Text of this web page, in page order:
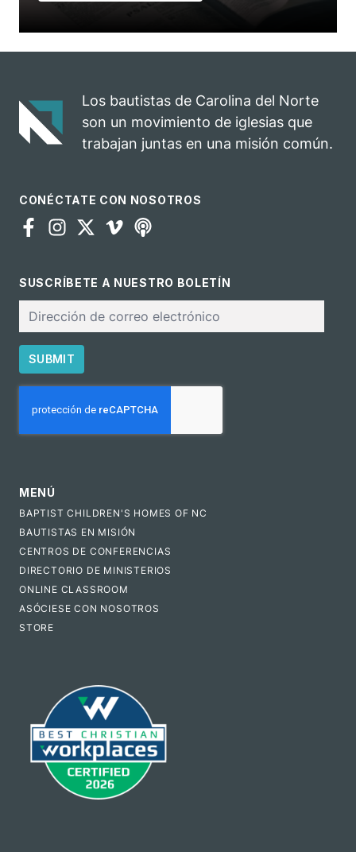
Los bautistas de Carolina del Norte
son un movimiento de iglesias que
trabajan juntas en una misión común.
CONÉCTATE CON NOSOTROS
SUSCRÍBETE A NUESTRO BOLETÍN
electrónico
SUBMIT
MENÚ
BAPTIST CHILDREN'S HOMES OF NC
BAUTISTAS EN MISIÓN
CENTROS DE CONFERENCIAS
DIRECTORIO DE MINISTERIOS
ONLINE CLASSROOM
ASÓCIESE CON NOSOTROS
STORE